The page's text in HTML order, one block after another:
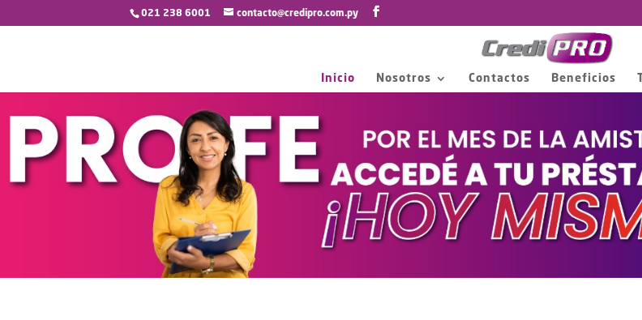
021 238 6001 contacto@credipro.com.py
Inicio Nosotros Contactos Beneficios